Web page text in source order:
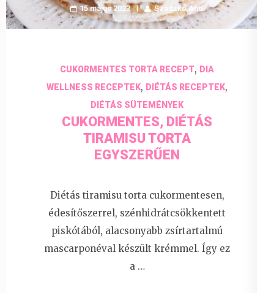
15 május 2023 Szaszkó Andi
CUKORMENTES TORTA RECEPT, DIA
WELLNESS RECEPTEK, DIÉTÁS RECEPTEK,
DIÉTÁS SÜTEMÉNYEK
CUKORMENTES, DIÉTÁS
TIRAMISU TORTA
EGYSZERŰEN
Diétás tiramisu torta cukormentesen,
édesítőszerrel, szénhidrátcsökkentett
piskótából, alacsonyabb zsírtartalmú
mascarponéval készült krémmel. Így ez
a …